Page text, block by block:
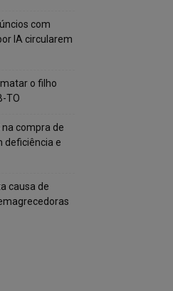
com
IA circularem
o filho
TO
na compra de
deficiência e
causa de